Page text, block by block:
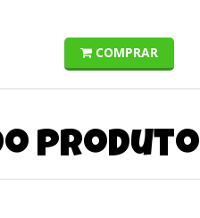
COMPRAR
produto